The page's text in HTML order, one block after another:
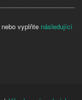
nebo vyplňte následující